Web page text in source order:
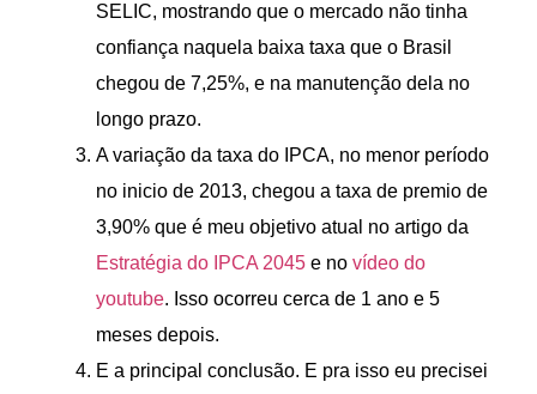
SELIC, mostrando que o mercado não tinha
confiança naquela baixa taxa que o Brasil
chegou de 7,25%, e na manutenção dela no
longo prazo.
A variação da taxa do IPCA, no menor período
no inicio de 2013, chegou a taxa de premio de
3,90% que é meu objetivo atual no artigo da
Estratégia do IPCA 2045 e no vídeo do
youtube. Isso ocorreu cerca de 1 ano e 5
meses depois.
E a principal conclusão. E pra isso eu precisei